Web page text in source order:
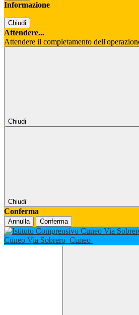
Informazione
Chiudi
Attendere...
Attendere il completamento
Chiudi
Chiudi
Conferma
Annulla Conferma
Cuneo Via Sobrero Cuneo